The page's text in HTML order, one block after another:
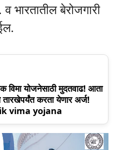
भारतातील बेरोजगारी
विमा योजनेसाठी मुदतवाढ! आता
तारखेपर्यंत करता येणार अर्ज!
vima yojana